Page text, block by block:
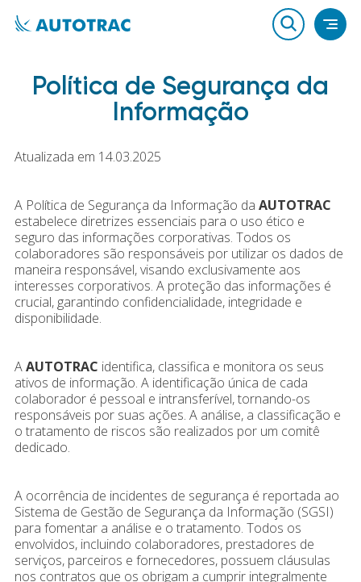
Política de Segurança da
Informação
Atualizada em 14.03.2025
A Política de Segurança da Informação da AUTOTRAC
estabelece diretrizes essenciais para o uso ético e
seguro das informações corporativas. Todos os
colaboradores são responsáveis por utilizar os dados de
maneira responsável, visando exclusivamente aos
interesses corporativos. A proteção das informações é
crucial, garantindo confidencialidade, integridade e
disponibilidade.
AAUTOTRAC identifica, classifica e monitora os seus
ativos de informação. A identificação única de cada
colaborador é pessoal e intransferível, tornando-os
responsáveis por suas ações. A análise, a classificação e
o tratamento de riscos são realizados por um comitê
dedicado.
A ocorrência de incidentes de segurança é reportada ao
Sistema de Gestão de Segurança da Informação (SGSI)
para fomentar a análise e o tratamento. Todos os
envolvidos, incluindo colaboradores, prestadores de
serviços, parceiros e fornecedores, possuem cláusulas
nos contratos que os obrigam a cumprir integralmente